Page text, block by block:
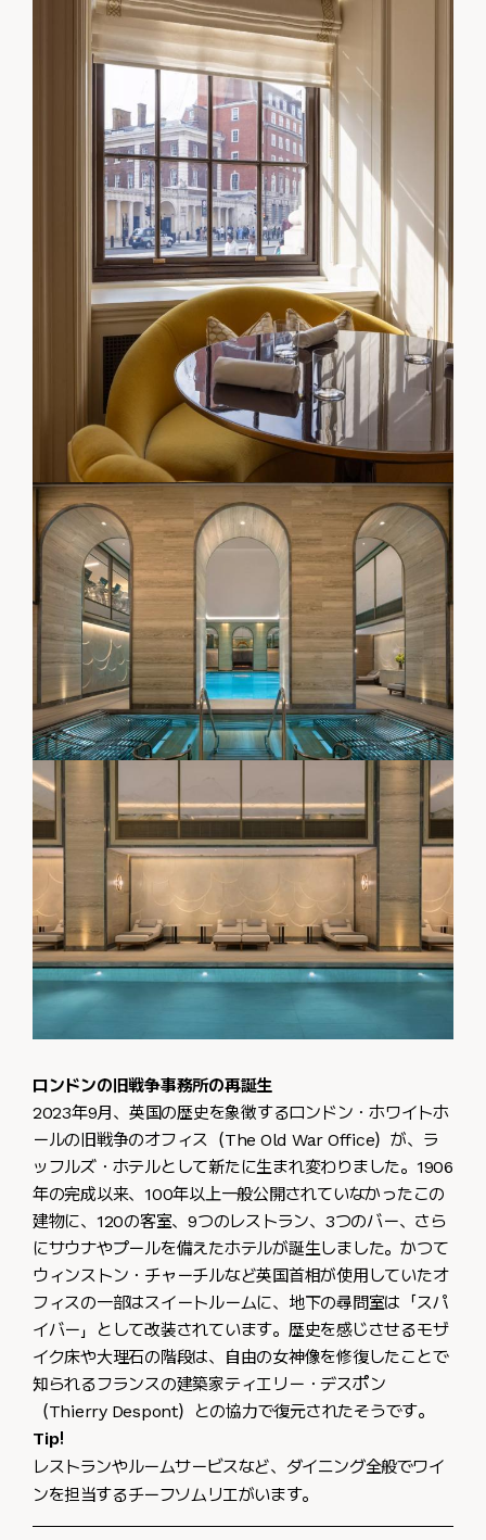
ロンドンの旧戦争事務所の再誕生
2023年9月、英国の歴史を象徴するロンドン・ホワイトホ
ールの旧戦争のオフィス（The Old War Office）が、ラ
ッフルズ・ホテルとして新たに生まれ変わりました。1906
年の完成以来、100年以上一般公開されていなかったこの
建物に、120の客室、9つのレストラン、3つのバー、さら
にサウナやプールを備えたホテルが誕生しました。かつて
ウィンストン・チャーチルなど英国首相が使用していたオ
フィスの一部はスイートルームに、地下の尋問室は「スパ
イバー」として改装されています。歴史を感じさせるモザ
イク床や大理石の階段は、自由の女神像を修復したことで
知られるフランスの建築家ティエリー・デスポン
（Thierry Despont）との協力で復元されたそうです。
Tip!
レストランやルームサービスなど、ダイニング全般でワイ
ンを担当するチーフソムリエがいます。